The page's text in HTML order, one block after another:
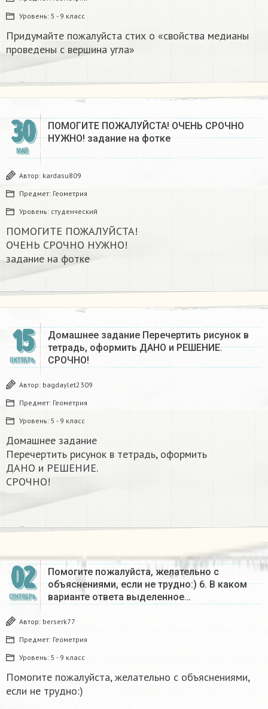
Уровень: 5 - 9 класс
Придумайте пожалуйста стих о «свойства медианы
проведены с вершина угла»
30
МАЙ
ПОМОГИТЕ ПОЖАЛУЙСТА! ОЧЕНЬ СРОЧНО
НУЖНО! задание на фотке​
Автор: kardasu809
Предмет: Геометрия
Уровень: студенческий
ПОМОГИТЕ ПОЖАЛУЙСТА!
ОЧЕНЬ СРОЧНО НУЖНО!
задание на фотке​
15
ОКТЯБРЬ
Домашнее задание Перечертить рисунок в
тетрадь, оформить ДАНО и РЕШЕНИЕ.
СРОЧНО! ​
Автор: bagdaylet2309
Предмет: Геометрия
Уровень: 5 - 9 класс
Домашнее задание
Перечертить рисунок в тетрадь, оформить
ДАНО и РЕШЕНИЕ.
СРОЧНО!
02
СЕНТЯБРЬ
Помогите пожалуйста, желательно с
объяснениями, если не трудно:) 6. В каком
варианте ответа выделенное…
Автор: berserk77
Предмет: Геометрия
Уровень: 5 - 9 класс
Помогите пожалуйста, желательно с объяснениями,
если не трудно:)